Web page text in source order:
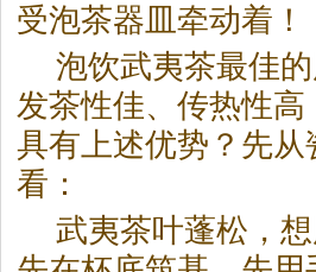
受泡茶器皿牵动着！
泡饮武夷茶最佳
发茶性佳、传热性高
具有上述优势？先从
看：
武夷茶叶蓬松，